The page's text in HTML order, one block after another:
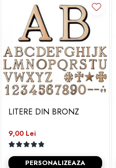
LITERE DIN BRONZ
9,00 Lei
PERSONALIZEAZA